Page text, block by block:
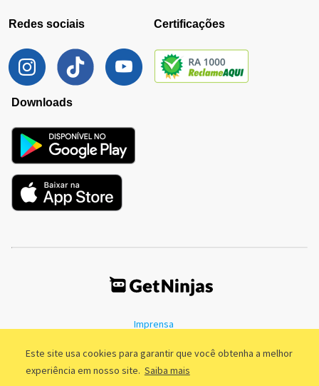
Este site usa cookies para garantir que você obtenha a melhor
experiência em nosso site. Saiba mais
Redes sociais Certificações
Downloads
Imprensa
Política de Privacidade